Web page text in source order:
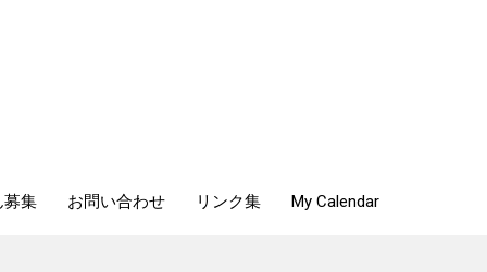
募集 お問い合わせ リンク集 My Calendar